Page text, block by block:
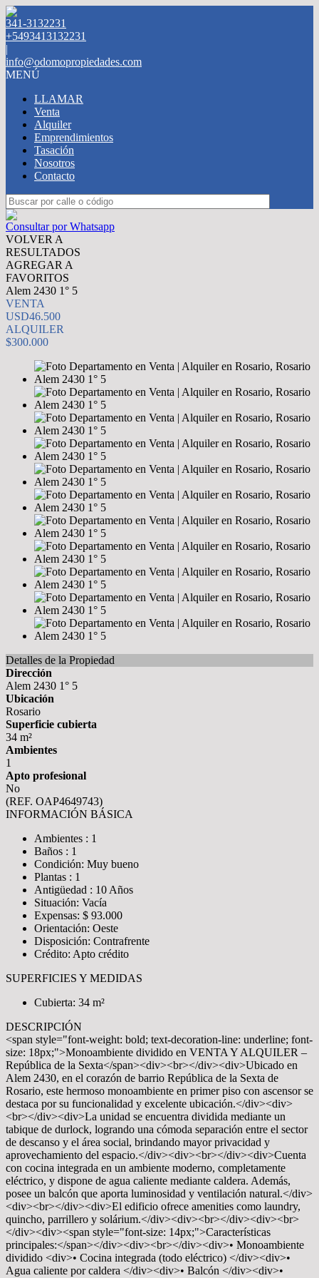
341-3132231
+5493413132231
|
info@odomopropiedades.com
MENÚ
LLAMAR
Venta
Alquiler
Emprendimientos
Tasación
Nosotros
Contacto
Consultar por Whatsapp
VOLVER A
RESULTADOS
AGREGAR A
FAVORITOS
Alem 2430 1° 5
VENTA
USD46.500
ALQUILER
$300.000
Detalles de la Propiedad
Dirección
Alem 2430 1° 5
Ubicación
Rosario
Superficie cubierta
34 m²
Ambientes
1
Apto profesional
No
(REF. OAP4649743)
INFORMACIÓN BÁSICA
Ambientes : 1
Baños : 1
Condición: Muy bueno
Plantas : 1
Antigüedad : 10 Años
Situación: Vacía
Expensas: $ 93.000
Orientación: Oeste
Disposición: Contrafrente
Crédito: Apto crédito
SUPERFICIES Y MEDIDAS
Cubierta: 34 m²
DESCRIPCIÓN
<span style="font-weight: bold; text-decoration-line: underline; font-
size: 18px;">Monoambiente dividido en VENTA Y ALQUILER –
República de la Sexta</span><div><br></div><div>Ubicado en
Alem 2430, en el corazón de barrio República de la Sexta de
Rosario, este hermoso monoambiente en primer piso con ascensor se
destaca por su funcionalidad y excelente ubicación.</div><div>
<br></div><div>La unidad se encuentra dividida mediante un
tabique de durlock, logrando una cómoda separación entre el sector
de descanso y el área social, brindando mayor privacidad y
aprovechamiento del espacio.</div><div><br></div><div>Cuenta
con cocina integrada en un ambiente moderno, completamente
eléctrico, y dispone de agua caliente mediante caldera. Además,
posee un balcón que aporta luminosidad y ventilación natural.</div>
<div><br></div><div>El edificio ofrece amenities como laundry,
quincho, parrillero y solárium.</div><div><br></div><div><br>
</div><div><span style="font-size: 14px;">Características
principales:</span></div><div><br></div><div>• Monoambiente
dividido <div>• Cocina integrada (todo eléctrico) </div><div>•
Agua caliente por caldera </div><div>• Balcón </div><div>•